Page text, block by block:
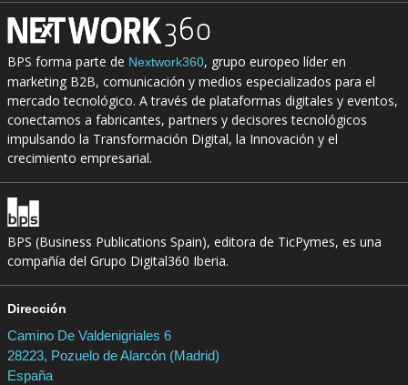
BPS forma parte de Nextwork360, grupo europeo líder en
marketing B2B, comunicación y medios especializados para el
mercado tecnológico. A través de plataformas digitales y eventos,
conectamos a fabricantes, partners y decisores tecnológicos
impulsando la Transformación Digital, la Innovación y el
crecimiento empresarial.
BPS (Business Publications Spain), editora de TicPymes, es una
compañía del Grupo Digital360 Iberia.
Dirección
Camino De Valdenigriales 6
28223, Pozuelo de Alarcón (Madrid)
España